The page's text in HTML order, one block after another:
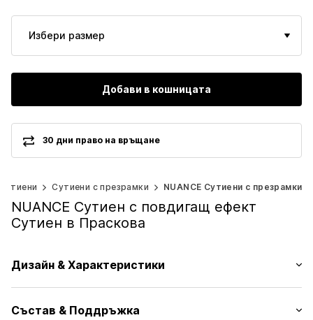
Избери размер
Добави в кошницата
30 дни право на връщане
Сутиени с презрамки NUANCE Сутиени с презрамки
NUANCE Сутиен с повдигащ ефект
Сутиен в Праскова
Дизайн & Характеристики
Дантела
Състав & Поддръжка